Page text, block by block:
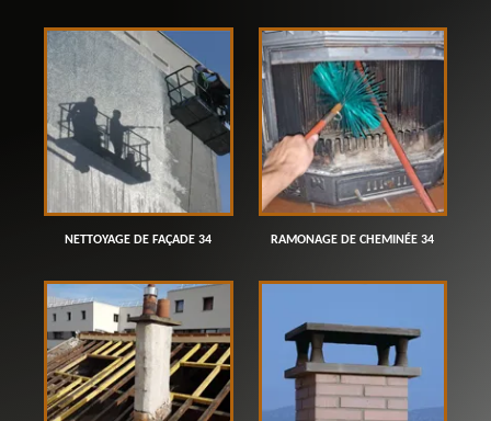
NETTOYAGE DE FAÇADE 34 RAMONAGE DE CHEMINÉE 34